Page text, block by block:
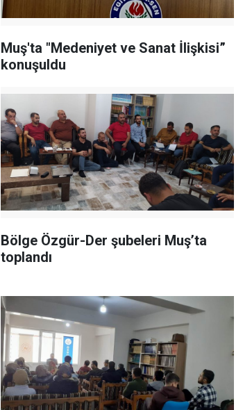
Muş'ta "Medeniyet ve Sanat İlişkisi”
konuşuldu
Bölge Özgür-Der şubeleri Muş’ta
toplandı